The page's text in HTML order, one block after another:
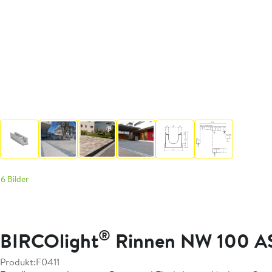
6 Bilder
BIRCOlight® Rinnen NW 100
Produkt:F0411